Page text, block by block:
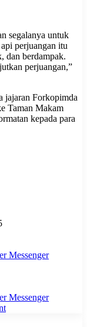
segalanya untuk
perjuangan itu
dan berdampak.
perjuangan,”
jajaran Forkopimda
Taman Makam
kepada para
Messenger
Messenger